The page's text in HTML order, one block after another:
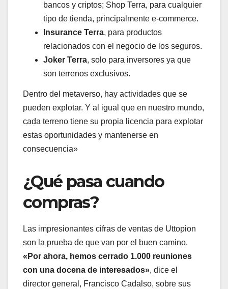
bancos y criptos; Shop Terra, para cualquier
tipo de tienda, principalmente e-commerce.
Insurance Terra, para productos
relacionados con el negocio de los seguros.
Joker Terra, solo para inversores ya que
son terrenos exclusivos.
Dentro del metaverso, hay actividades que se
pueden explotar. Y al igual que en nuestro mundo,
cada terreno tiene su propia licencia para explotar
estas oportunidades y mantenerse en
consecuencia»
¿Qué pasa cuando
compras?
Las impresionantes cifras de ventas de Uttopion
son la prueba de que van por el buen camino.
«Por ahora, hemos cerrado 1.000 reuniones
con una docena de interesados», dice el
director general, Francisco Cadalso, sobre sus